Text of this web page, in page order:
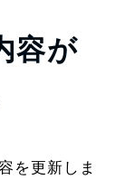
容が
を更新しま